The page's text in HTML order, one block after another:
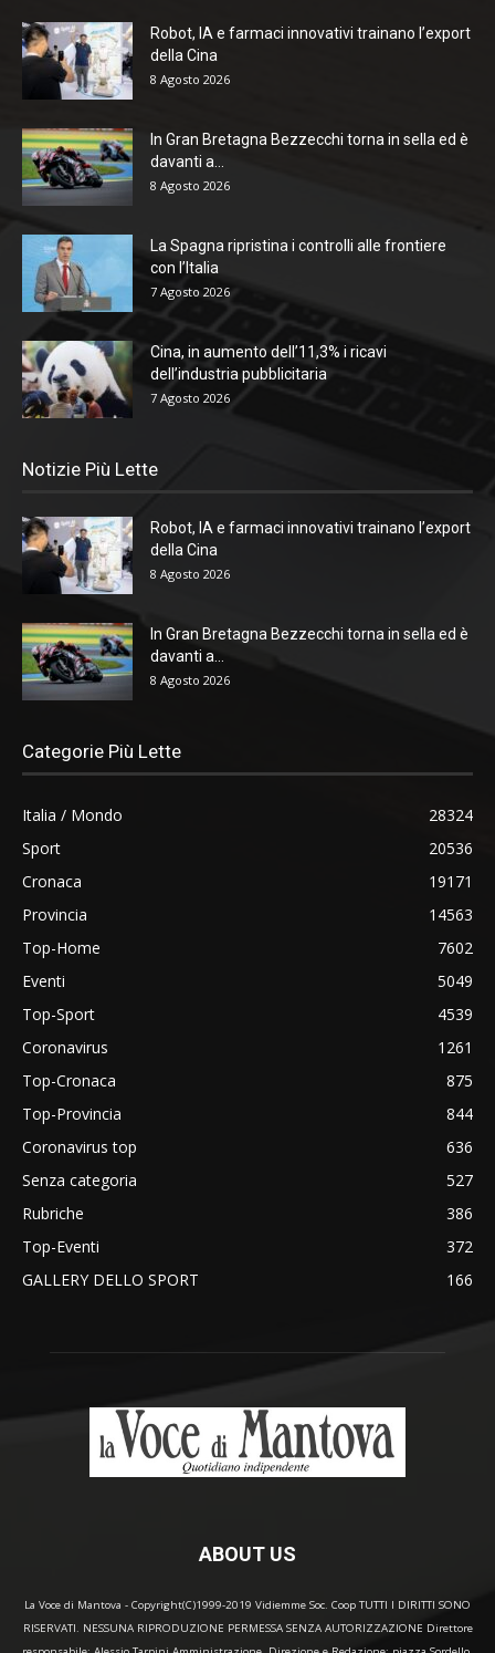
Robot, IA e farmaci innovativi trainano l’export
della Cina
8 Agosto 2026
In Gran Bretagna Bezzecchi torna in sella ed è
davanti a...
8 Agosto 2026
La Spagna ripristina i controlli alle frontiere
con l’Italia
7 Agosto 2026
Cina, in aumento dell’11,3% i ricavi
dell’industria pubblicitaria
7 Agosto 2026
Notizie Più Lette
Robot, IA e farmaci innovativi trainano l’export
della Cina
8 Agosto 2026
In Gran Bretagna Bezzecchi torna in sella ed è
davanti a...
8 Agosto 2026
Categorie Più Lette
Italia / Mondo
28324
Sport
20536
Cronaca
19171
Provincia
14563
Top-Home
7602
Eventi
5049
Top-Sport
4539
Coronavirus
1261
Top-Cronaca
875
Top-Provincia
844
Coronavirus top
636
Senza categoria
527
Rubriche
386
Top-Eventi
372
GALLERY DELLO SPORT
166
ABOUT US
La Voce di Mantova - Copyright(C)1999-2019 Vidiemme Soc. Coop TUTTI I DIRITTI SONO
RISERVATI. NESSUNA RIPRODUZIONE PERMESSA SENZA AUTORIZZAZIONE Direttore